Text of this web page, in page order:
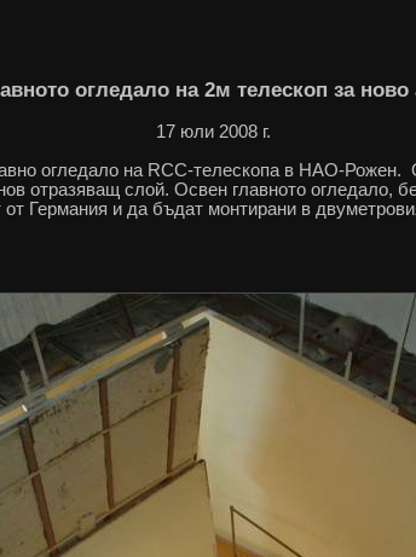
огледало на 2м телескоп за
17 юли 2008 г.
огледало на RCC-телескопа в НАО-Рожен.
отразяващ слой. Освен главното огледало,
Германия и да бъдат монтирани в